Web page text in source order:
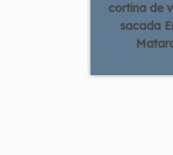
cortina de
sacada